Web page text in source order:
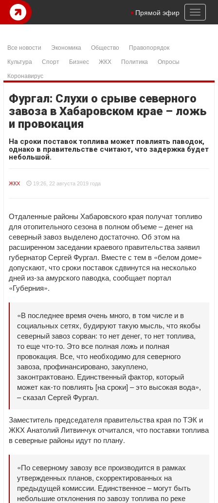
Toggle
Прямой эфир
Все новости Экономика Общество
Правопорядок
Культура
Спорт Бизнес ЖКХ Политика
Опросы
Коронавирус
Фургал: Слухи о срыве северного
завоза в Хабаровском крае – ложь
и провокация
На сроки поставок топлива может повлиять паводок,
однако в правительстве считают, что задержка будет
небольшой.
ЖКХ 19:26, 22 августа 2019 года
Отдаленные районы Хабаровского края получат топливо
для отопительного сезона в полном объеме – денег на
северный завоз выделено достаточно. Об этом на
расширенном заседании краевого правительства заявил
губернатор Сергей Фургал. Вместе с тем в «белом доме»
допускают, что сроки поставок сдвинутся на несколько
дней из-за амурского паводка, сообщает портал
«Губерния».
«В последнее время очень много, в том числе и в
социальных сетях, будируют такую мысль, что якобы
северный завоз сорван: то нет денег, то нет топлива,
то еще что-то. Это все полная ложь и полная
провокация. Все, что необходимо для северного
завоза, профинансировано, закуплено,
законтрактовано. Единственный фактор, который
может как-то повлиять [на сроки] – это высокая вода»,
– сказал Сергей Фургал.
Заместитель председателя правительства края по ТЭК и
ЖКХ Анатолий Литвинчук отчитался, что поставки топлива
в северные районы идут по плану.
«По северному завозу все производится в рамках
утвержденных планов, скорректированных на
предыдущей комиссии. Единственное – могут быть
небольшие отклонения по завозу топлива по реке